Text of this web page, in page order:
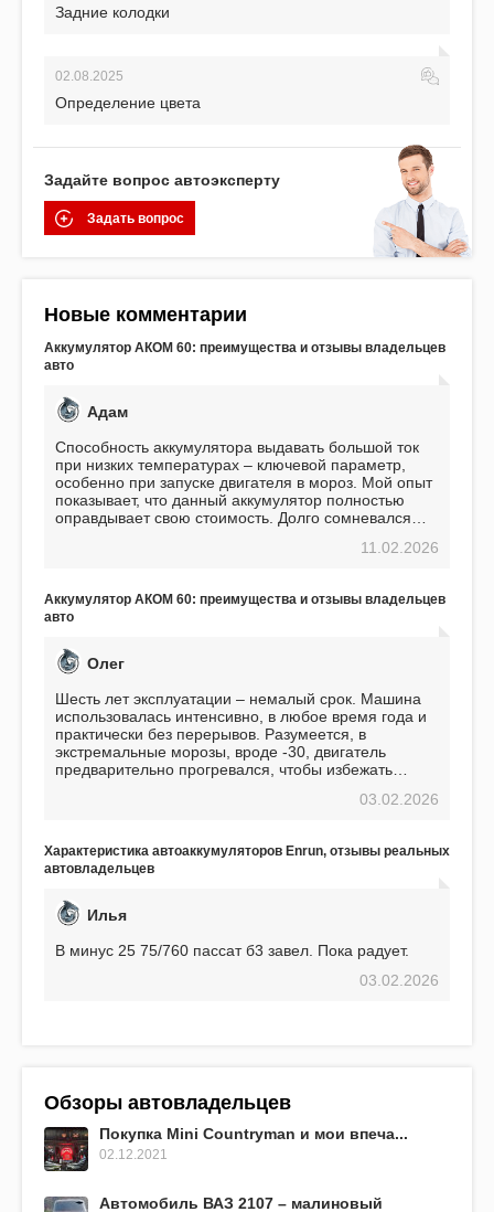
Задние колодки
02.08.2025
Определение цвета
Задайте вопрос автоэксперту
Задать вопрос
Новые комментарии
Аккумулятор АКОМ 60: преимущества и отзывы владельцев
авто
Адам
Способность аккумулятора выдавать большой ток
при низких температурах – ключевой параметр,
особенно при запуске двигателя в мороз. Мой опыт
показывает, что данный аккумулятор полностью
оправдывает свою стоимость. Долго сомневался
пожалел. Считаю, что это отличное вложение,11.02.2026
Аккумулятор АКОМ 60: преимущества и отзывы владельцев
авто
Олег
Шесть лет эксплуатации – немалый срок. Машина
использовалась интенсивно, в любое время года и
практически без перерывов. Разумеется, в
экстремальные морозы, вроде -30, двигатель
предварительно прогревался, чтобы избежать
использования не было ни единой поломки,
EFB 75. Судя по характеристикам, он даже
превосходит предыдущую модель.
03.02.2026
Характеристика автоаккумуляторов Enrun, отзывы реальных
автовладельцев
Илья
В минус 25 75/760 пассат б3 завел. Пока радует.
03.02.2026
Обзоры автовладельцев
Покупка Mini Countryman и мои впеча...
02.12.2021
Автомобиль ВАЗ 2107 – малиновый